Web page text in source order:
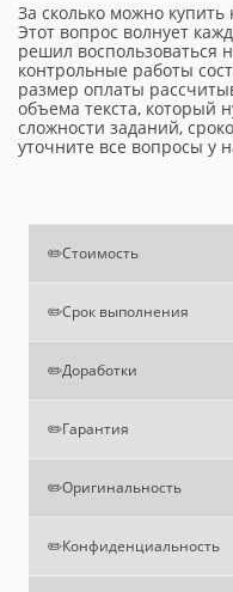
За сколько можно
Этот вопрос волнует
решил воспользоваться
контрольные работы
размер оплаты
объема текста, который
сложности заданий,
уточните все вопросы у
✏️Стоимость
✏️Срок выполнения
✏️Доработки
✏️Гарантия
✏️Оригинальность
✏️Конфиденциальность